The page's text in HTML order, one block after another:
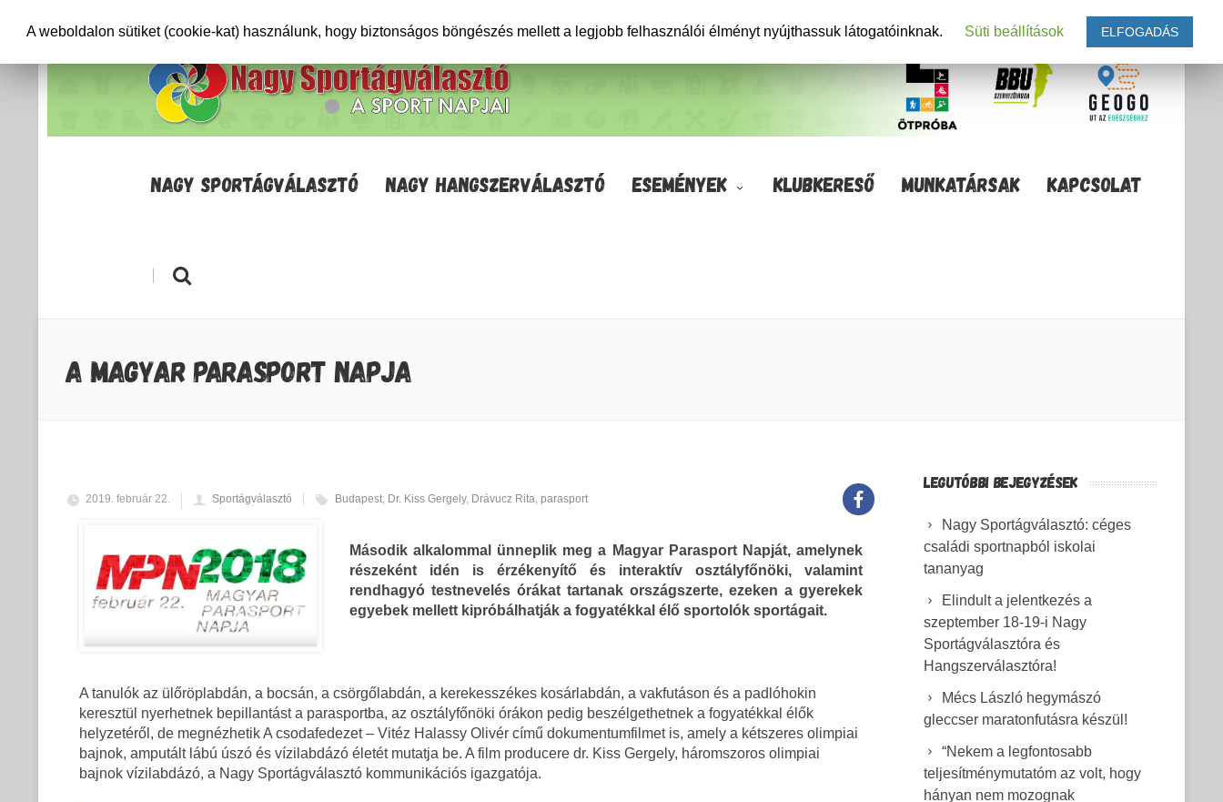
NAGY SPORTÁGVÁLASZTÓ NAGY HANGSZERVÁLASZTÓ ESEMÉNYEK KLUBKERESŐ MUNKATÁRSAK KAPCSOLAT
|
A MAGYAR PARASPORT NAPJA
2019. február 22. Sportágválasztó Budapest, Dr. Kiss Gergely, Drávucz Rita, parasport
Második alkalommal ünneplik meg a Magyar Parasport Napját, amelynek
részeként idén is érzékenyítő és interaktív osztályfőnöki, valamint
rendhagyó testnevelés órákat tartanak országszerte, ezeken a gyerekek
egyebek mellett kipróbálhatják a fogyatékkal élő sportolók sportágait.
A tanulók az ülőröplabdán, a bocsán, a csörgőlabdán, a kerekesszékes kosárlabdán, a vakfutáson és a padlóhokin
keresztül nyerhetnek bepillantást a parasportba, az osztályfőnöki órákon pedig beszélgethetnek a fogyatékkal élők
helyzetéről, de megnézhetik A csodafedezet – Vitéz Halassy Olivér című dokumentumfilmet is, amely a kétszeres olimpiai
bajnok, amputált lábú úszó és vízilabdázó életét mutatja be. A film producere dr. Kiss Gergely, háromszoros olimpiai
bajnok vízilabdázó, a Nagy Sportágválasztó kommunikációs igazgatója.
LEGUTÓBBI BEJEGYZÉSEK
Nagy Sportágválasztó: céges
családi sportnapból iskolai
tananyag
Elindult a jelentkezés a
szeptember 18-19-i Nagy
Sportágválasztóra és
Hangszerválasztóra!
Mécs László hegymászó
gleccser maratonfutásra készül!
“Nekem a legfontosabb
teljesítménymutatóm az volt, hogy
hányan nem mozognak
A weboldalon sütiket (cookie-kat) használunk, hogy biztonságos böngészés mellett a legjobb felhasználói élményt nyújthassuk látogatóinknak. Süti beállítások ELFOGADÁS